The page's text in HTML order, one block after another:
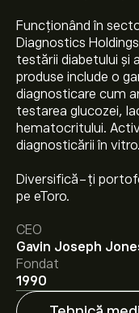
Funcționând în
Diagnostics
testării diabetului și
produse include o
diagnosticare cum
testarea glucozei,
hematocritului.
diagnosticării în vitro.
Diversifică-ți
pe eToro.
CEO
Gavin Joseph
Fondat
1990
Prețul actual al
Prețul țintă mediu
Holdings Plc este
pentru previziunile